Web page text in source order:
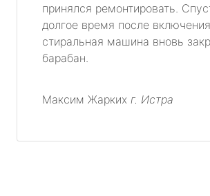
принялся ремонтировать.
долгое время после включения
стиральная машина вновь
барабан.
Максим Жарких г. Истра